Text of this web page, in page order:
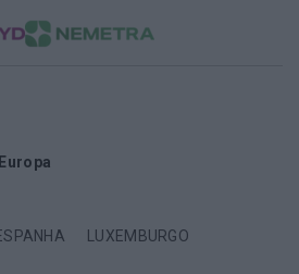
LUXEMBURGO